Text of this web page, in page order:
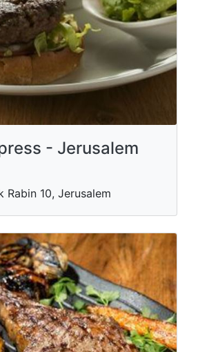
- Jerusalem
Rabin 10, Jerusalem